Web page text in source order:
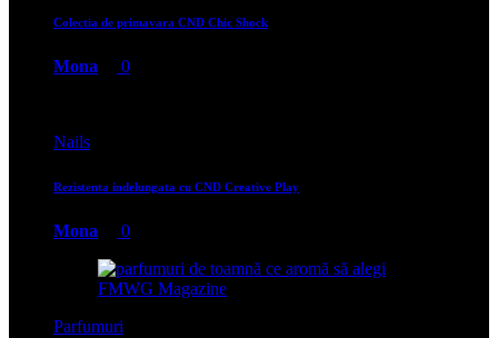
Colectia de primavara CND Chic Shock
Mona 0
Nails
Rezistenta indelungata cu CND Creative Play
Mona 0
Parfumuri